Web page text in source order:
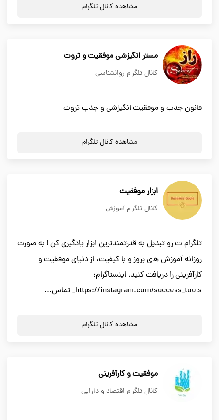
مشاهده کانال تلگرام
مستر انگیزشی موفقیت و ثروت
کانال تلگرام روانشناسی
قانون جذب و موفقیت انگیزشی و جذب ثروت
مشاهده کانال تلگرام
ابزار موفقیت
کانال تلگرام آموزش
تلگرام ت رو تبدیل به قدرتمندترین ابزار یادگیری کن ! به صورت
روزانه آموزش های بروز و با کیفیت، از دنیای موفقیت و
کارآفرینی را دریافت کنید. اینستاگرام:
https://instagram.com/success_tools_ تماس...
مشاهده کانال تلگرام
موفقیت و کارآفرینی
کانال تلگرام اقتصاد و دارایی